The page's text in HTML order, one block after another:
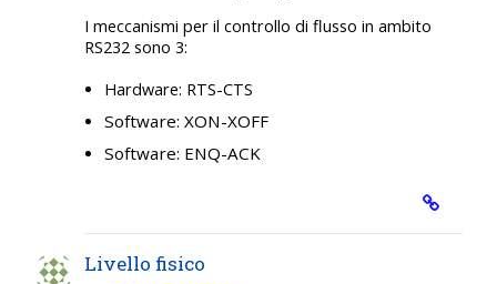
I meccanismi per il controllo di flusso in ambito
RS232 sono 3:
Hardware: RTS-CTS
Software: XON-XOFF
Software: ENQ-ACK
Livello fisico